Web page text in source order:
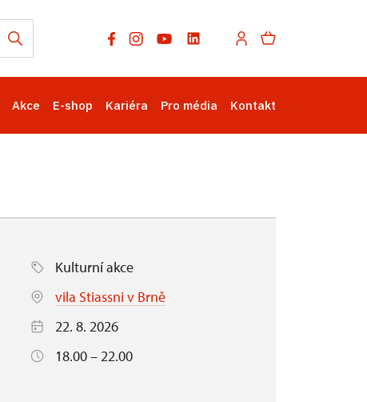
Akce E-shop Kariéra Pro média Kontakt
Kulturní akce
vila Stiassni v Brně
22. 8. 2026
18.00 – 22.00